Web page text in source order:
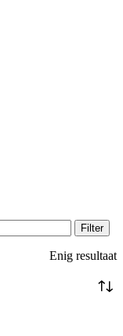
Filter
Enig resultaat